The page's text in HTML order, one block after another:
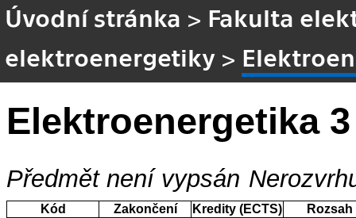
Úvodní stránka > Fakulta
elektroenergetiky >
Elektroenergetika 3
Předmět není vypsán
Kód Zakončení Kredity (ECTS)
Rozsah